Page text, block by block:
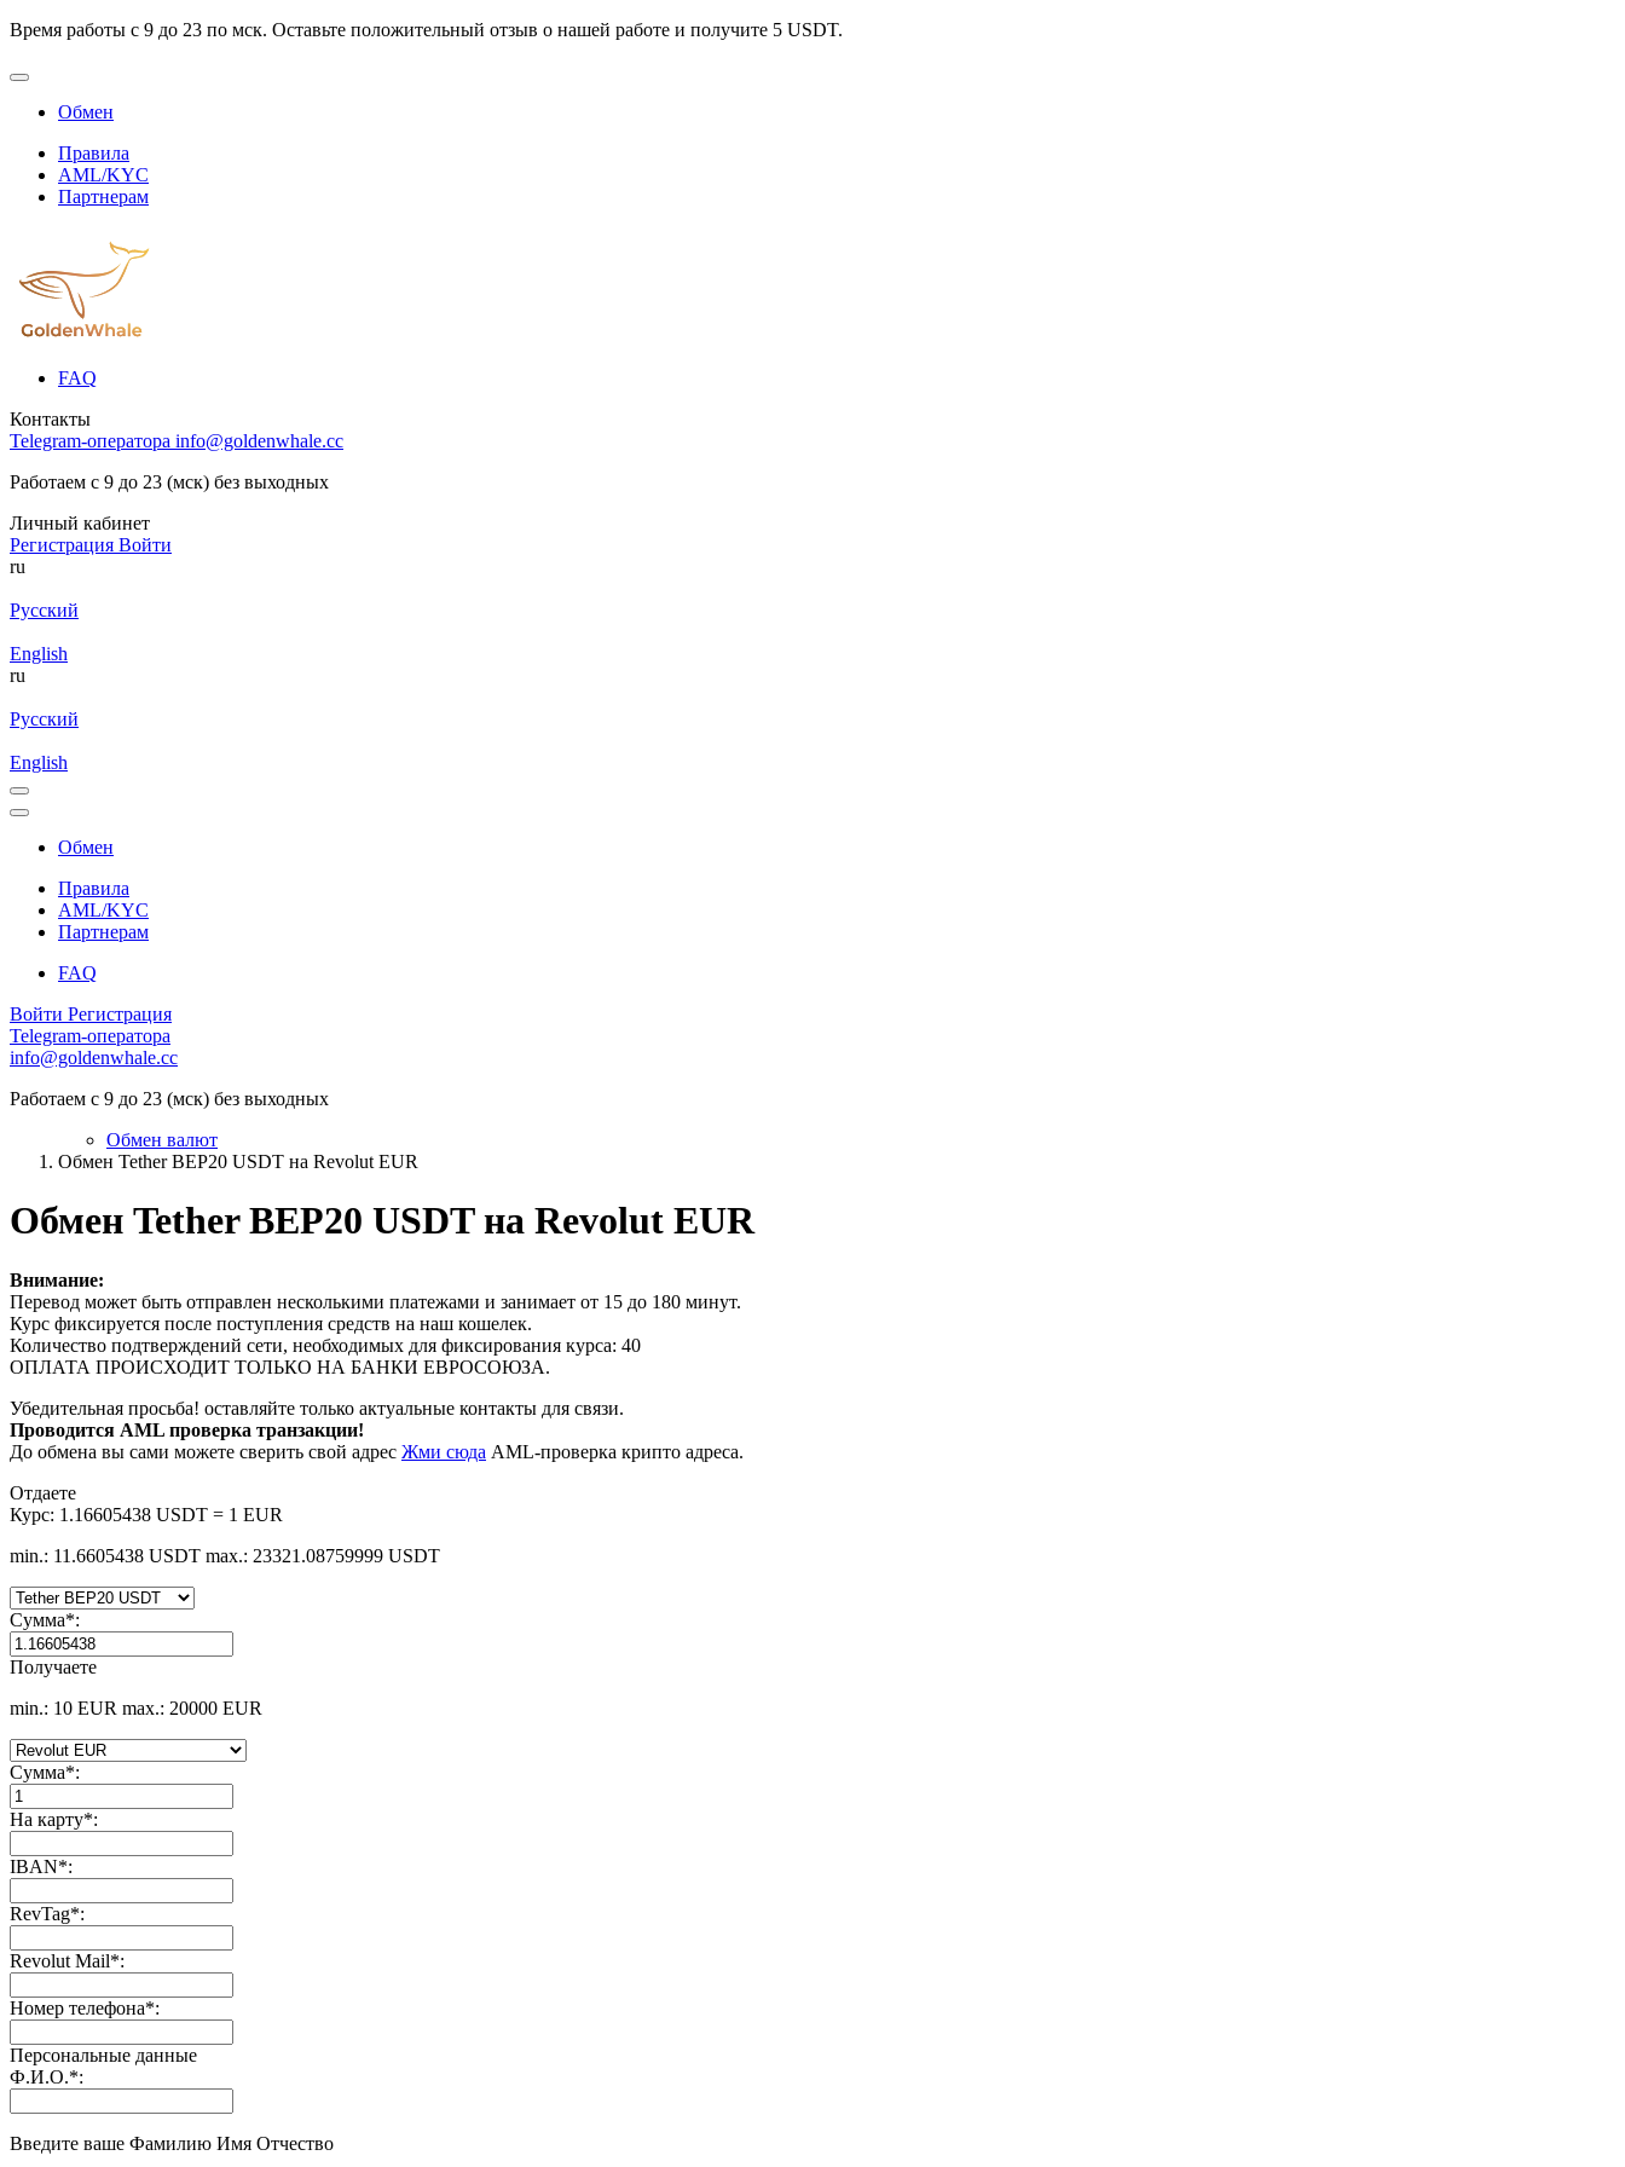
Время работы с 9 до 23 по мск. Оставьте положительный отзыв о нашей работе и получите 5 USDT.
Обмен
Правила
AML/KYC
Партнерам
FAQ
Контакты
Telegram-оператора info@goldenwhale.cc
Работаем с 9 до 23 (мск) без выходных
Личный кабинет
Регистрация Войти
ru
Русский
English
ru
Русский
English
Обмен
Правила
AML/KYC
Партнерам
FAQ
Войти Регистрация
Telegram-оператора
info@goldenwhale.cc
Работаем с 9 до 23 (мск) без выходных
Обмен валют
Обмен Tether BEP20 USDT на Revolut EUR
Обмен Tether BEP20 USDT на Revolut EUR
Внимание:
Перевод может быть отправлен несколькими платежами и занимает от 15 до 180 минут.
Курс фиксируется после поступления средств на наш кошелек.
Количество подтверждений сети, необходимых для фиксирования курса: 40
ОПЛАТА ПРОИСХОДИТ ТОЛЬКО НА БАНКИ ЕВРОСОЮЗА.
Убедительная просьба! оставляйте только актуальные контакты для связи.
Проводится AML проверка транзакции!
До обмена вы сами можете сверить свой адрес Жми сюда AML-проверка крипто адреса.
Отдаете
Курс: 1.16605438 USDT = 1 EUR
min.: 11.6605438 USDT max.: 23321.08759999 USDT
Сумма*:
Получаете
min.: 10 EUR max.: 20000 EUR
Сумма*:
На карту*:
IBAN*:
RevTag*:
Revolut Mail*:
Номер телефона*:
Персональные данные
Ф.И.О.*:
Введите ваше Фамилию Имя Отчество